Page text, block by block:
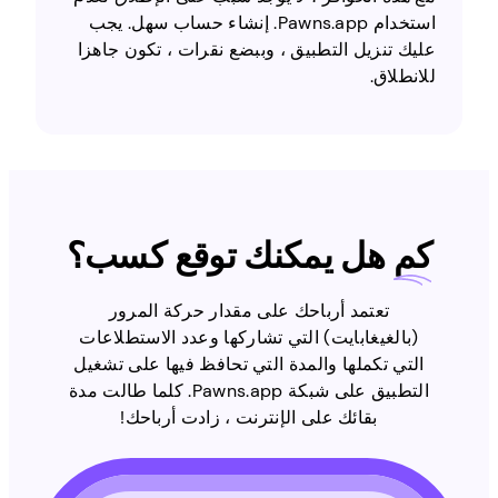
استخدام Pawns.app. إنشاء حساب سهل. يجب
عليك تنزيل التطبيق ، وببضع نقرات ، تكون جاهزا
للانطلاق.
كمهل يمكنك توقع كسب؟
تعتمد أرباحك على مقدار حركة المرور
(بالغيغابايت) التي تشاركها وعدد الاستطلاعات
التي تكملها والمدة التي تحافظ فيها على تشغيل
التطبيق على شبكة Pawns.app. كلما طالت مدة
بقائك على الإنترنت ، زادت أرباحك!